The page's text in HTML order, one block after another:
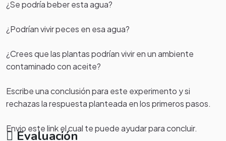
¿Se podría beber esta agua?
¿Podrían vivir peces en esa agua?
¿Crees que las plantas podrían vivir en un ambiente
contaminado con aceite?
Escribe una conclusión para este experimento y si
rechazas la respuesta planteada en los primeros pasos.
Envio este link el cual te puede ayudar para concluir.
Evaluación